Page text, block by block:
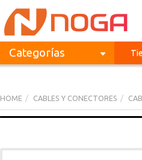
Categorías
HOME CABLES Y CONECTORES